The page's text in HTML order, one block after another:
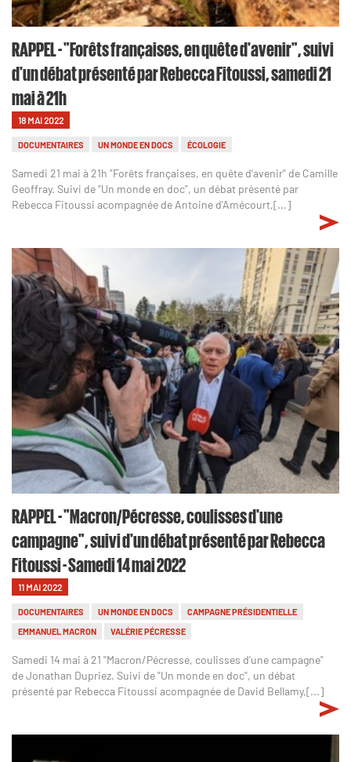
RAPPEL - "Forêts françaises, en quête d'avenir", suivi
d'un débat présenté par Rebecca Fitoussi, samedi 21
mai à 21h
18 MAI 2022
DOCUMENTAIRES UN MONDE EN DOCS ÉCOLOGIE
Samedi 21 mai à 21h "Forêts françaises, en quête d'avenir" de Camille
Geoffray. Suivi de "Un monde en doc", un débat présenté par
Rebecca Fitoussi acompagnée de Antoine d'Amécourt,[...]
RAPPEL - "Macron/Pécresse, coulisses d'une
campagne", suivi d'un débat présenté par Rebecca
Fitoussi - Samedi 14 mai 2022
11 MAI 2022
DOCUMENTAIRES UN MONDE EN DOCS
CAMPAGNE PRÉSIDENTIELLE
EMMANUEL MACRON
VALÉRIE PÉCRESSE
Samedi 14 mai à 21 "Macron/Pécresse, coulisses d'une campagne"
de Jonathan Dupriez. Suivi de "Un monde en doc", un débat
présenté par Rebecca Fitoussi acompagnée de David Bellamy,[...]